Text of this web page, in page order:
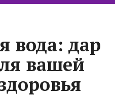
вода: дар
вашей